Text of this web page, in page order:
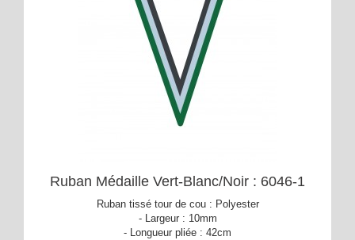
Ruban Médaille Vert-Blanc/Noir : 6046-1
Ruban tissé tour de cou : Polyester
- Largeur : 10mm
- Longueur pliée : 42cm